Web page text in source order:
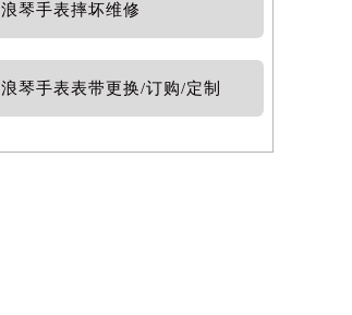
浪琴手表摔坏维修
浪琴手表表带更换/订购/定制